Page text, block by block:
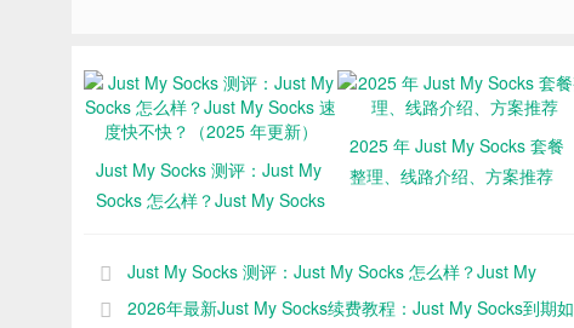
Just My Socks 测评：Just My
Socks 怎么样？Just My Socks
新）
2025 年 Just My Socks 套餐
整理、线路介绍、方案推荐
Just My Socks 测评：Just My Socks 怎么样？Just My
Socks 速度快不快？（2025 年更新）
2026年最新Just My Socks续费教程：Just My Socks到期如